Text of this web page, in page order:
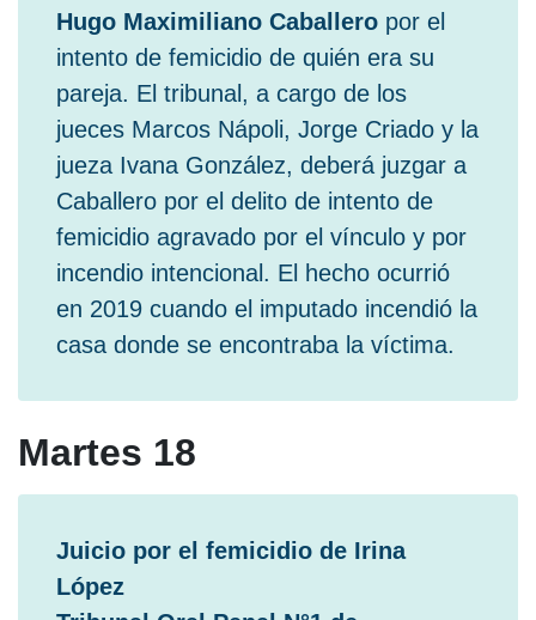
Hugo Maximiliano Caballero por el
intento de femicidio de quién era su
pareja. El tribunal, a cargo de los
jueces Marcos Nápoli, Jorge Criado y la
jueza Ivana González, deberá juzgar a
Caballero por el delito de intento de
femicidio agravado por el vínculo y por
incendio intencional. El hecho ocurrió
en 2019 cuando el imputado incendió la
casa donde se encontraba la víctima.
Martes 18
Juicio por el femicidio de Irina
López